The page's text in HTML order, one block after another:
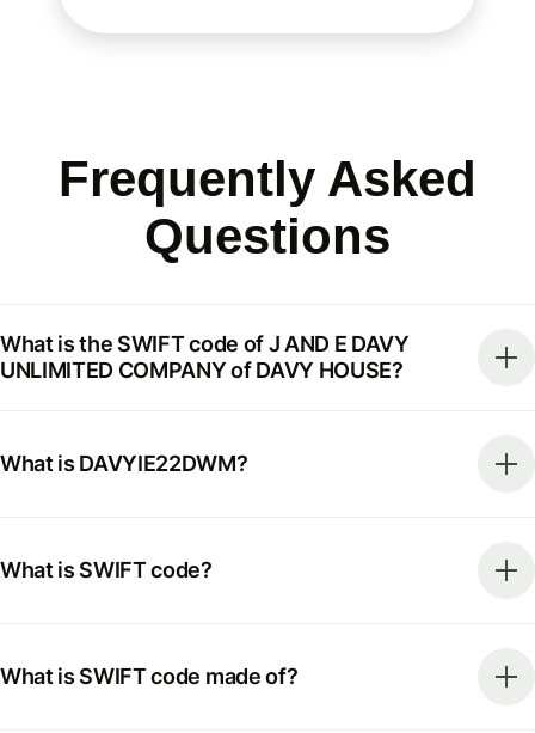
Frequently Asked
Questions
What is the SWIFT code of J AND E DAVY
UNLIMITED COMPANY of DAVY HOUSE?
What is DAVYIE22DWM?
What is SWIFT code?
What is SWIFT code made of?